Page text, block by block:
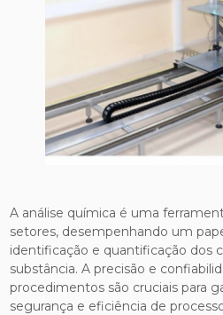
A análise química é uma
setores, desempenhando um
identificação e quantificação dos
substância. A precisão e
procedimentos são cruciais para
segurança e eficiência de